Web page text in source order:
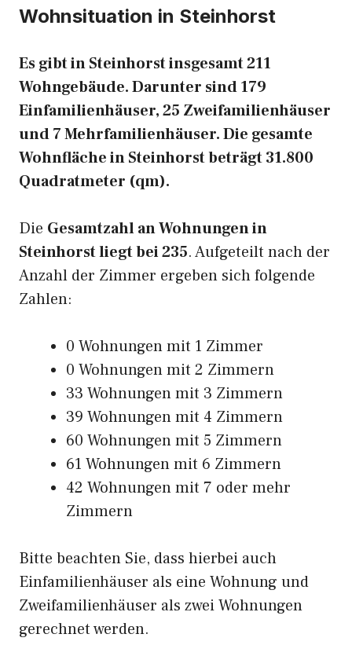
Wohnsituation in Steinhorst
Es gibt in Steinhorst insgesamt 211
Wohngebäude. Darunter sind 179
Einfamilienhäuser, 25 Zweifamilienhäuser
und 7 Mehrfamilienhäuser. Die gesamte
Wohnfläche in Steinhorst beträgt 31.800
Quadratmeter (qm).
Die Gesamtzahl an Wohnungen in
Steinhorst liegt bei 235. Aufgeteilt nach der
Anzahl der Zimmer ergeben sich folgende
Zahlen:
0 Wohnungen mit 1 Zimmer
0 Wohnungen mit 2 Zimmern
33 Wohnungen mit 3 Zimmern
39 Wohnungen mit 4 Zimmern
60 Wohnungen mit 5 Zimmern
61 Wohnungen mit 6 Zimmern
42 Wohnungen mit 7 oder mehr
Zimmern
Bitte beachten Sie, dass hierbei auch
Einfamilienhäuser als eine Wohnung und
Zweifamilienhäuser als zwei Wohnungen
gerechnet werden.